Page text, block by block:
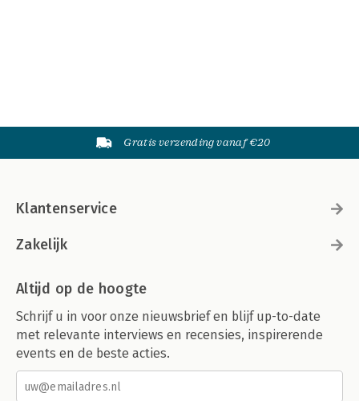
Gratis verzending vanaf €20
Klantenservice
Zakelijk
Altijd op de hoogte
Schrijf u in voor onze nieuwsbrief en blijf up-to-date
met relevante interviews en recensies, inspirerende
events en de beste acties.